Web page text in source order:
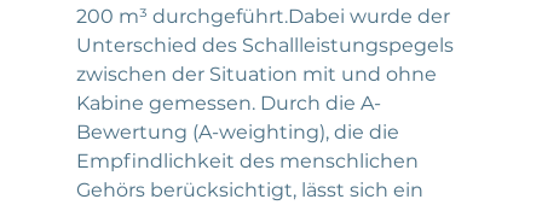
200 m³ durchgeführt.Dabei wurde der
Unterschied des Schallleistungspegels
zwischen der Situation mit und ohne
Kabine gemessen. Durch die A-
Bewertung (A-weighting), die die
Empfindlichkeit des menschlichen
Gehörs berücksichtigt, lässt sich ein